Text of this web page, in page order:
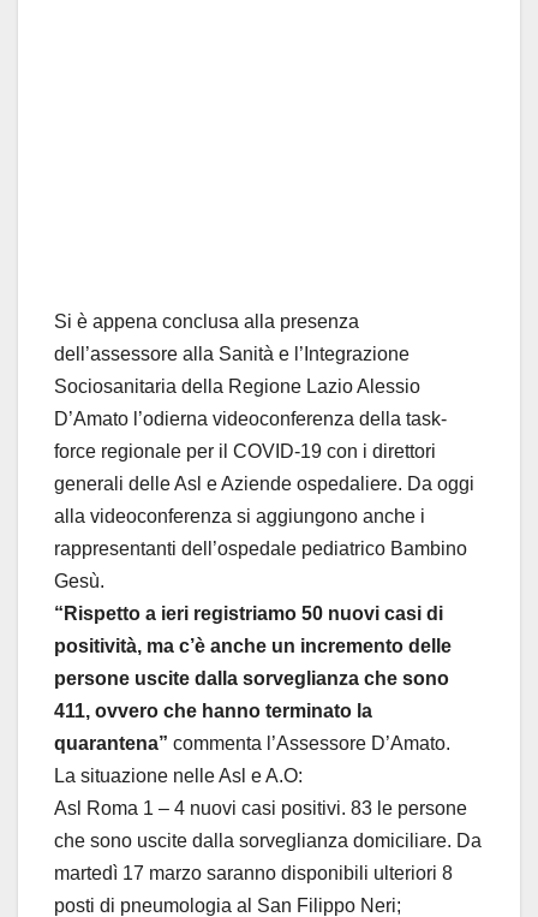
Si è appena conclusa alla presenza
dell’assessore alla Sanità e l’Integrazione
Sociosanitaria della Regione Lazio Alessio
D’Amato l’odierna videoconferenza della task-
force regionale per il COVID-19 con i direttori
generali delle Asl e Aziende ospedaliere. Da oggi
alla videoconferenza si aggiungono anche i
rappresentanti dell’ospedale pediatrico Bambino
Gesù.
“Rispetto a ieri registriamo 50 nuovi casi di
positività, ma c’è anche un incremento delle
persone uscite dalla sorveglianza che sono
411, ovvero che hanno terminato la
quarantena” commenta l’Assessore D’Amato.
La situazione nelle Asl e A.O:
Asl Roma 1 – 4 nuovi casi positivi. 83 le persone
che sono uscite dalla sorveglianza domiciliare. Da
martedì 17 marzo saranno disponibili ulteriori 8
posti di pneumologia al San Filippo Neri;